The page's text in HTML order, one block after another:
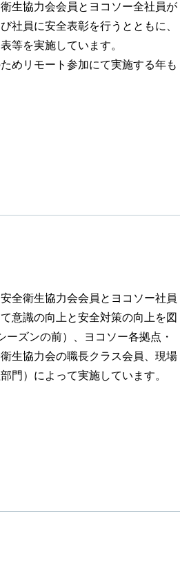
生協力会会員とヨコソー全社員が
社員に安全表彰を行うとともに、
等を実施しています。
めリモート参加にて実施する年も
全衛生協力会会員とヨコソー社員
意識の向上と安全対策の向上を図
ズンの前）、ヨコソー各拠点・
生協力会の職長クラス会員、現場
門）によって実施しています。